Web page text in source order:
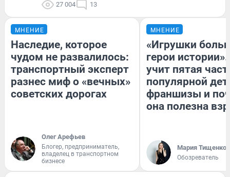
27 004 13
МНЕНИЕ
Наследие, которое
чудом не развалилось:
транспортный эксперт
разнес миф о «вечных»
советских дорогах
Олег Арефьев
Блогер, предприниматель,
владелец в транспортном
бизнесе
МНЕНИЕ
«Игрушки
герои
учит пятая
популярной
франшизы и
она полезна
Мария Тищенко
Обозреватель